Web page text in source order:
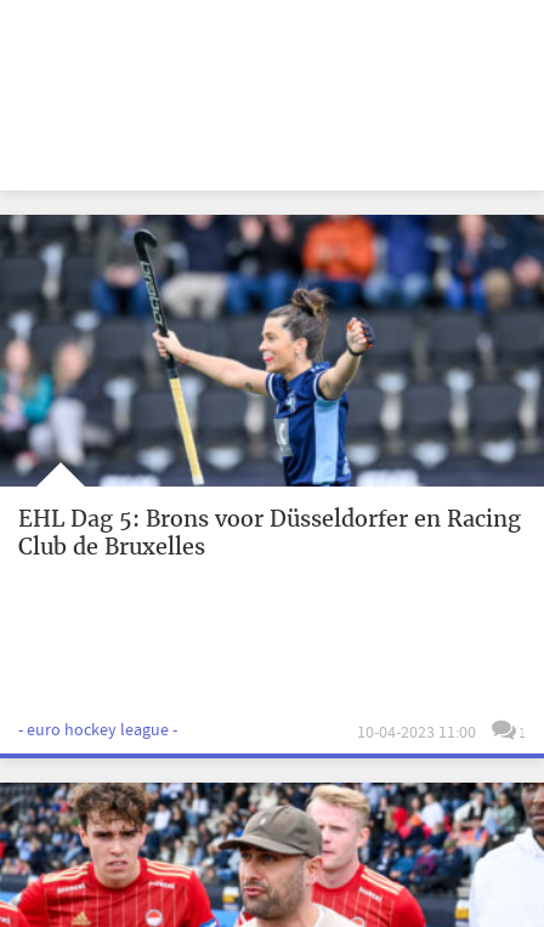
EHL Dag 5: Brons voor Düsseldorfer en Racing
Club de Bruxelles
- euro hockey league - 10-04-2023 11:00 1